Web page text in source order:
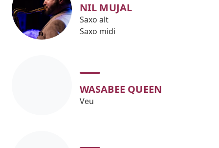
NIL MUJAL
Saxo alt
Saxo midi
WASABEE QUEEN
Veu